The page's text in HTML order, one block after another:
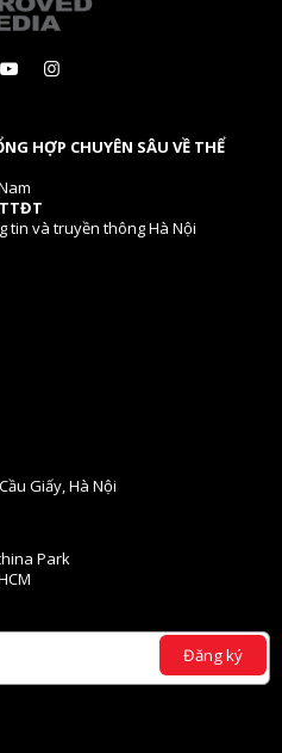
HỢP CHUYÊN SÂU VỀ THỂ
tin và truyền thông Hà Nội
Giấy, Hà Nội
Park
Đăng ký